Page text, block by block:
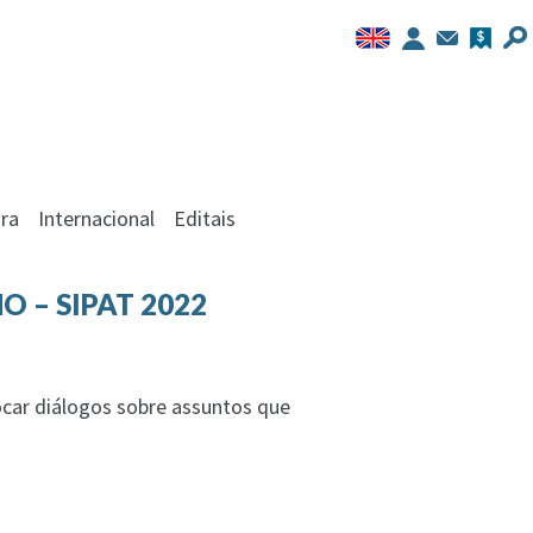
Internacional Editais
– SIPAT 2022
diálogos sobre assuntos que